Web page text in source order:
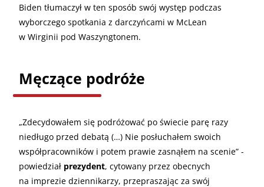
Biden tłumaczył w ten sposób swój występ podczas
wyborczego spotkania z darczyńcami w McLean
w Wirginii pod Waszyngtonem.
Męczące podróże
„Zdecydowałem się podróżować po świecie parę razy
niedługo przed debatą (…) Nie posłuchałem swoich
współpracowników i potem prawie zasnąłem na scenie” -
powiedział prezydent, cytowany przez obecnych
na imprezie dziennikarzy, przepraszając za swój